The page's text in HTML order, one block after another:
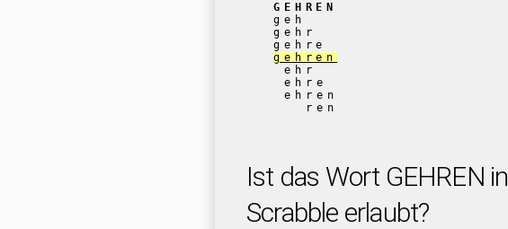
GEHREN
geh
gehr
gehre
gehren
ehr
ehre
ehren
ren
Ist das Wort GEHREN in
Scrabble erlaubt?